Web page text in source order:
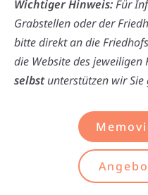
Wichtiger Hinweis:Für
Grabstellen oder der
bitte direkt an die
die Website des jeweiligen
selbstunterstützen wir Sie